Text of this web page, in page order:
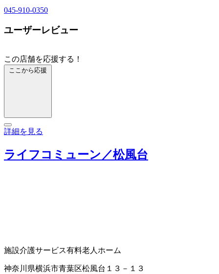
045-910-0350
ユーザーレビュー
この店舗を応援する！
ここから応援
詳細を見る
ライフコミューン／松風台
施設介護サービス有料老人ホーム
神奈川県横浜市青葉区松風台１３－１３